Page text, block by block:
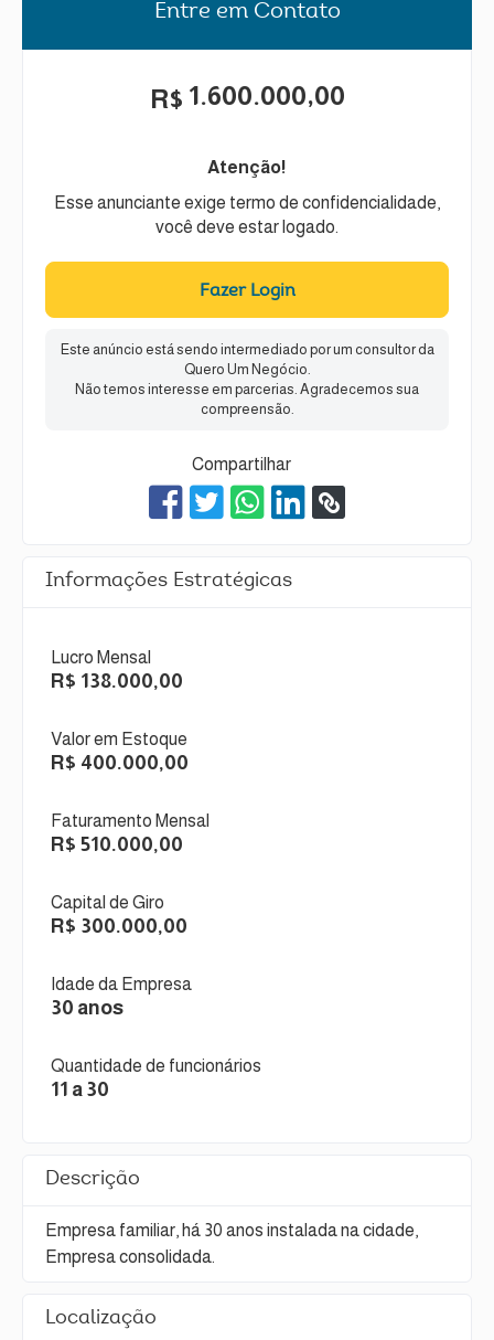
Entre em Contato
R$ 1.600.000,00
Atenção!
Esse anunciante exige termo de confidencialidade,
você deve estar logado.
Fazer Login
Este anúncio está sendo intermediado por um consultor da
Quero Um Negócio.
Não temos interesse em parcerias. Agradecemos sua
compreensão.
Compartilhar
Informações Estratégicas
Lucro Mensal
R$ 138.000,00
Valor em Estoque
R$ 400.000,00
Faturamento Mensal
R$ 510.000,00
Capital de Giro
R$ 300.000,00
Idade da Empresa
30 anos
Quantidade de funcionários
11 a 30
Descrição
Empresa familiar, há 30 anos instalada na cidade,
Empresa consolidada.
Localização